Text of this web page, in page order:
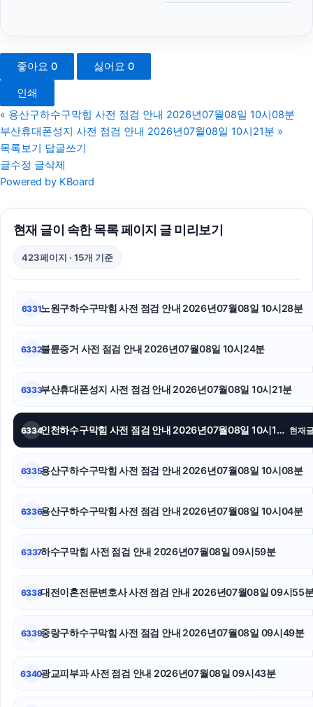
이혼변호사
서초구하수구막힘
종로하수구막힘
서울마약전문변호사
협의이혼
안산피부과
용산하수구막힘
카드현금화
야구반티
핑크티켓
아고다할인코드
좋아요 0 싫어요 0
인쇄
« 용산구하수구막힘 사전 점검 안내 2026년07월08일 10시08분
부산휴대폰성지 사전 점검 안내 2026년07월08일 10시21분 »
목록보기
답글쓰기
글수정 글삭제
Powered by KBoard
현재 글이 속한 목록 페이지 글 미리보기
423페이지 · 15개 기준
6331노원구하수구막힘 사전 점검 안내 2026년07월08일 10시28분
6332불륜증거 사전 점검 안내 2026년07월08일 10시24분
6333부산휴대폰성지 사전 점검 안내 2026년07월08일 10시21분
6334 인천하수구막힘 사전 점검 안내 2026년07월08일 10시14분 현재
6335용산구하수구막힘 사전 점검 안내 2026년07월08일 10시08분
6336용산구하수구막힘 사전 점검 안내 2026년07월08일 10시04분
6337하수구막힘 사전 점검 안내 2026년07월08일 09시59분
6338대전이혼전문변호사 사전 점검 안내 2026년07월08일 09시55
6339중랑구하수구막힘 사전 점검 안내 2026년07월08일 09시49분
6340광교피부과 사전 점검 안내 2026년07월08일 09시43분